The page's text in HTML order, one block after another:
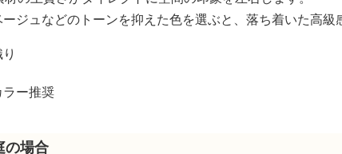
ジュなどのトーンを抑えた色を選ぶと、落ち着いた高級
ー推奨
の場合